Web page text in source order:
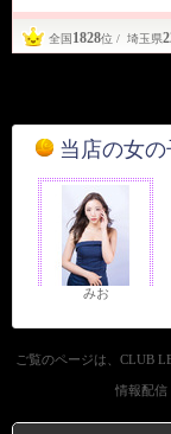
全国 1828位 / 埼玉県
当店の女の
みお
ご覧のページは、CLUB
情報配信